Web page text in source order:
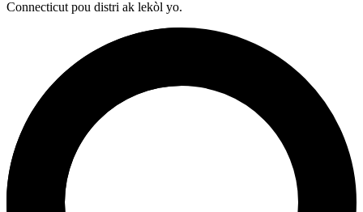
Connecticut pou distri ak lekòl yo.